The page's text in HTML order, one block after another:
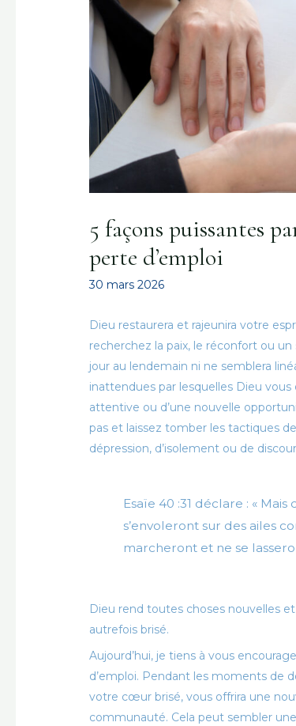
5 façons puissantes
perte d’emploi
30 mars 2026
Dieu restaurera et rajeunira votre
recherchez la paix, le réconfort ou
jour au lendemain ni ne semblera
inattendues par lesquelles Dieu vous
attentive ou d’une nouvelle
pas et laissez tomber les tactiques
dépression, d’isolement ou de
Esaïe 40 :31 déclare : «
s’envoleront sur des ailes
marcheront et ne se
Dieu rend toutes choses nouvelles
autrefois brisé.
Aujourd’hui, je tiens à vous
d’emploi. Pendant les moments de
votre cœur brisé, vous offrira une
communauté. Cela peut sembler